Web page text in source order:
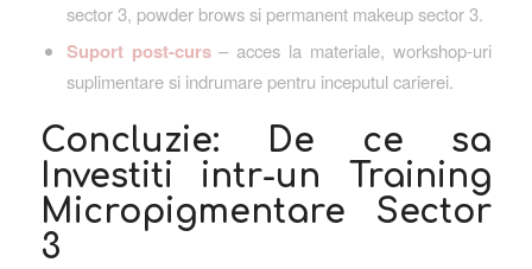
sector 3, powder brows si permanent makeup sector 3.
Suport post-curs– acces la materiale, workshop-uri
suplimentare si indrumare pentru inceputul carierei.
Concluzie: De ce sa
Investiti intr-un Training
Micropigmentare Sector
3